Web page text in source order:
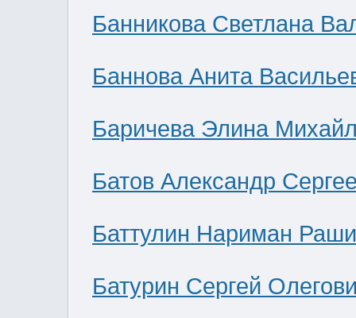
Банникова Светлана
Баннова Анита
Баричева Элина
Батов Александр
Баттулин Нариман
Батурин Сергей